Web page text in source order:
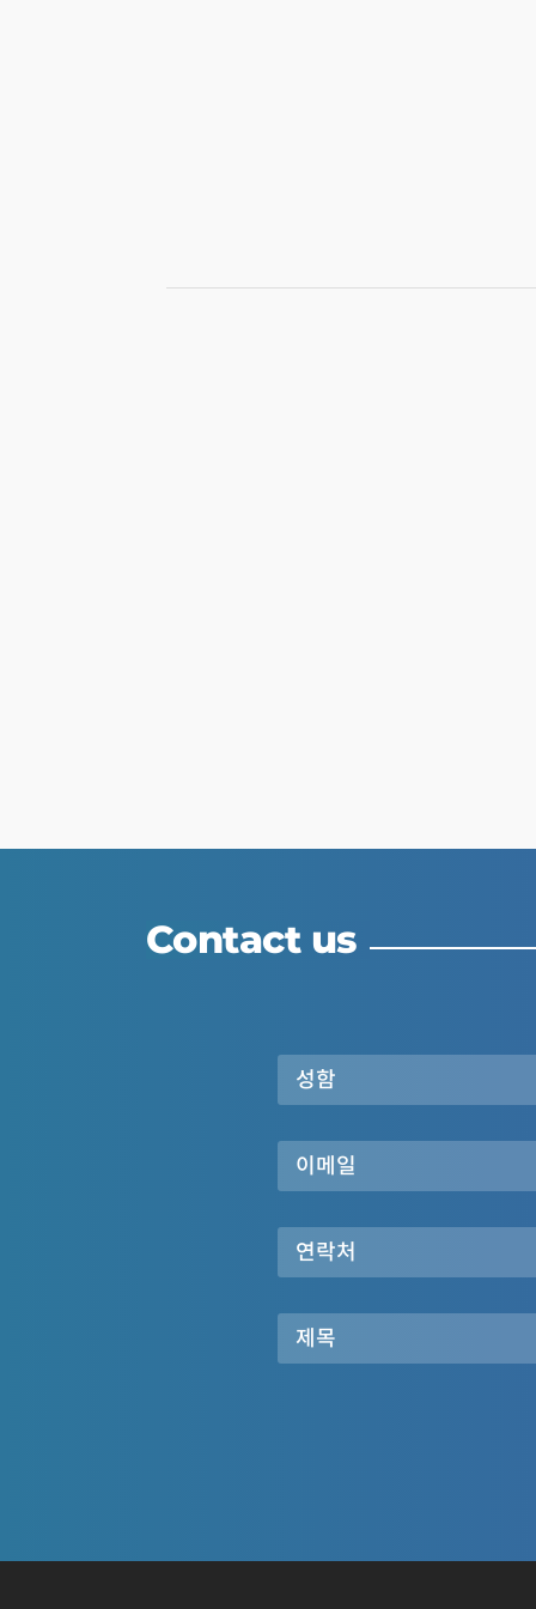
Contact us